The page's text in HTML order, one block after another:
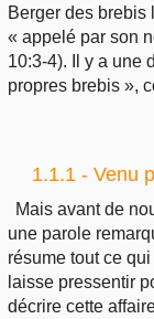
Berger des brebis
« appelé par son
10:3-4). Il y a une
propres brebis »,
1.1.1 - Venu
Mais avant de
une parole
résume tout ce
laisse pressentir
décrire cette